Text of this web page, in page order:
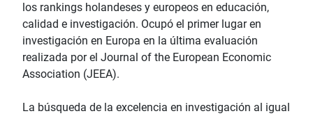
los rankings holandeses y europeos en educación,
calidad e investigación. Ocupó el primer lugar en
investigación en Europa en la última evaluación
realizada por el Journal of the European Economic
Association (JEEA).
La búsqueda de la excelencia en investigación al igual